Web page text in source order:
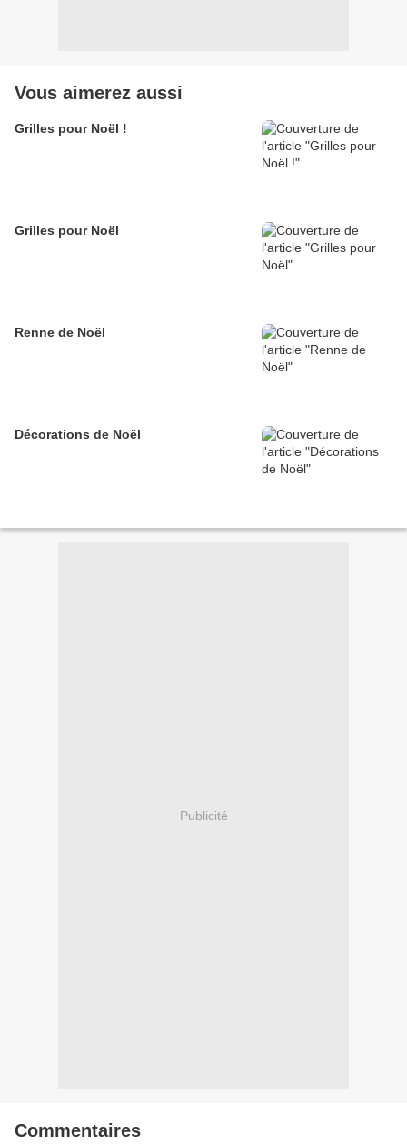
Vous aimerez aussi
Grilles pour Noël !
Grilles pour Noël
Renne de Noël
Décorations de Noël
Publicité
Commentaires